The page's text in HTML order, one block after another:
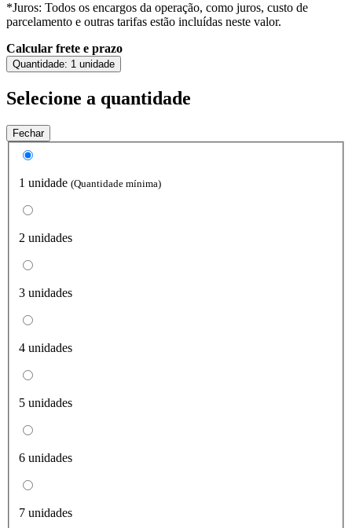
*Juros: Todos os encargos da operação, como juros, custo de
parcelamento e outras tarifas estão incluídas neste valor.
Calcular frete e prazo
Quantidade: 1 unidade
Selecione a quantidade
Fechar
1 unidade (Quantidade mínima)
2 unidades
3 unidades
4 unidades
5 unidades
6 unidades
7 unidades